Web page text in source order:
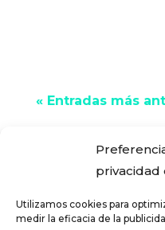
privacidad
Utilizamos cookies para
medir la eficacia de la
« Entradas más